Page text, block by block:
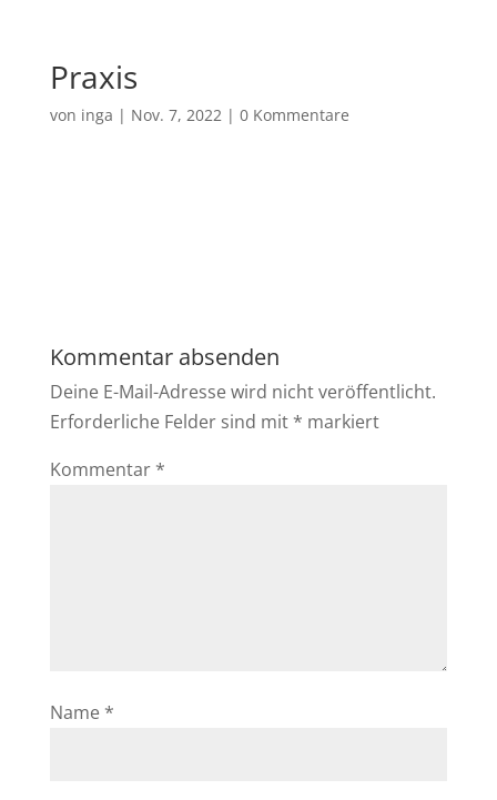
Praxis
von inga | Nov. 7, 2022| 0 Kommentare
Kommentar absenden
Deine E-Mail-Adresse wird nicht veröffentlicht.
Erforderliche Felder sind mit * markiert
Kommentar *
Name *